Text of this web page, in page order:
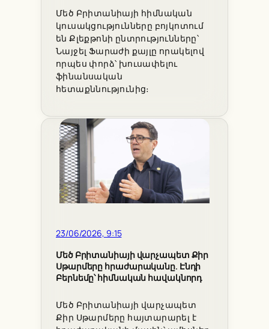
Մեծ Բրիտանիայի հիմնական
կուսակցությունները բոյկոտում
են Քլեքթոնի ընտրությունները՝
Նայջել Ֆարաժի քայլը որակելով
որպես փորձ՝ խուսափելու
ֆինանսական
հետաքննությունից։
23/06/2026, 9:15
Մեծ Բրիտանիայի վարչապետ Քիր
Սթարմերը հրաժարականը. Էնդի
Բերնեմը՝ հիմնական հավակնորդ
Մեծ Բրիտանիայի վարչապետ
Քիր Սթարմերը հայտարարել է